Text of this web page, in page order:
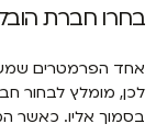
בחרו חברת
אחד הפרמטרים
לכן, מומלץ לבחור
בסמוך אליו. כאשר